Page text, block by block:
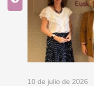
10 de julio de 2026